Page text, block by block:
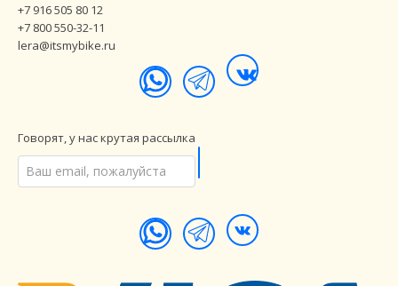
+7 916 505 80 12
+7 800 550-32-11
lera@itsmybike.ru
Говорят, у нас крутая рассылка